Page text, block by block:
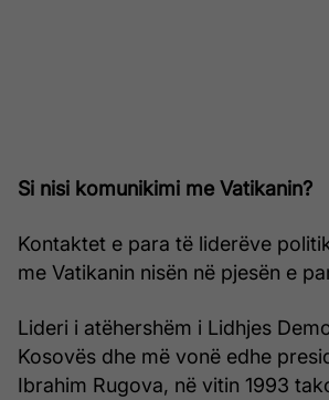
Si nisi komunikimi me Vatikanin?
Kontaktet e para të liderëve
me Vatikanin nisën në pjesën e
Lideri i atëhershëm i Lidhjes
Kosovës dhe më vonë edhe
Ibrahim Rugova, në vitin 1993